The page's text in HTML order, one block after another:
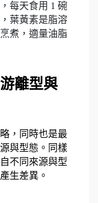
每天食用 1 碗
葉黃素是脂溶
煮，適量油脂
離型與
，同時也是最
與型態。同樣
不同來源與型
生差異。